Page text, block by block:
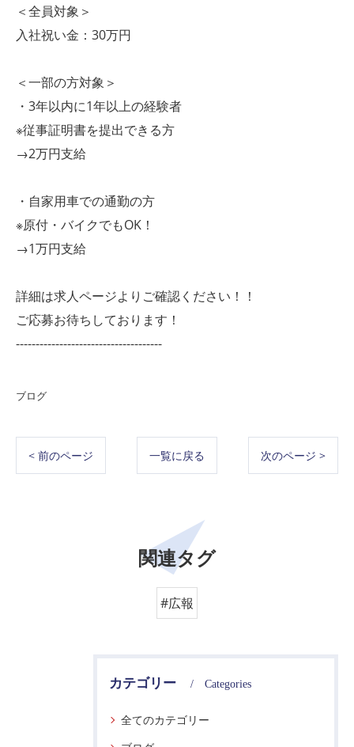
＜全員対象＞
入社祝い金：30万円
＜一部の方対象＞
・3年以内に1年以上の経験者
※従事証明書を提出できる方
→2万円支給
・自家用車での通勤の方
※原付・バイクでもOK！
→1万円支給
詳細は求人ページよりご確認ください！！
ご応募お待ちしております！
-------------------------------------
ブログ
< 前のページ 一覧に戻る 次のページ >
関連タグ
#広報
カテゴリー Categories
全てのカテゴリー